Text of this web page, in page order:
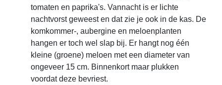
tomaten en paprika's. Vannacht is er lichte
nachtvorst geweest en dat zie je ook in de kas. De
komkommer-, aubergine en meloenplanten
hangen er toch wel slap bij. Er hangt nog één
kleine (groene) meloen met een diameter van
ongeveer 15 cm. Binnenkort maar plukken
voordat deze bevriest.